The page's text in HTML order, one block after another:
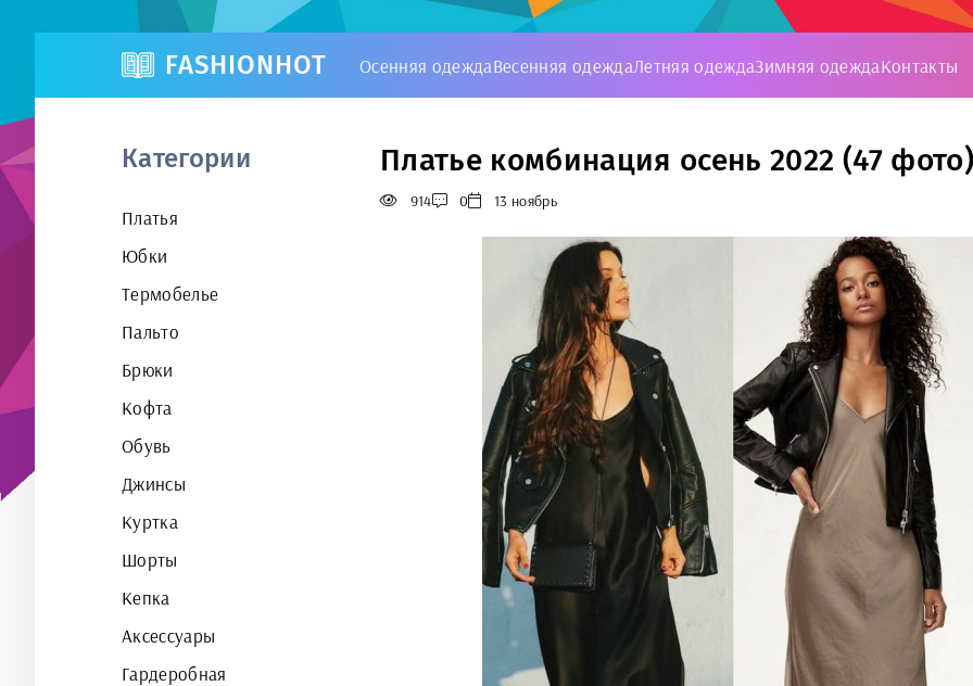
FASHIONHOT Осенняя одеждаВесенняя одеждаЛетняя одеждаЗимняя одеждаКонтакты
Категории
Платья
Юбки
Термобелье
Пальто
Брюки
Кофта
Обувь
Джинсы
Куртка
Шорты
Кепка
Аксессуары
Гардеробная
Платье комбинация осень 2022 (47 фото)
914 0 13 ноябрь